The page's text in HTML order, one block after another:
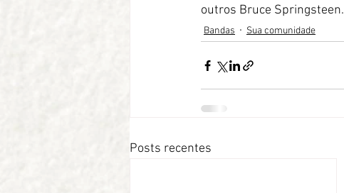
outros Bruce Springsteen.
Bandas Sua comunidade
Posts recentes